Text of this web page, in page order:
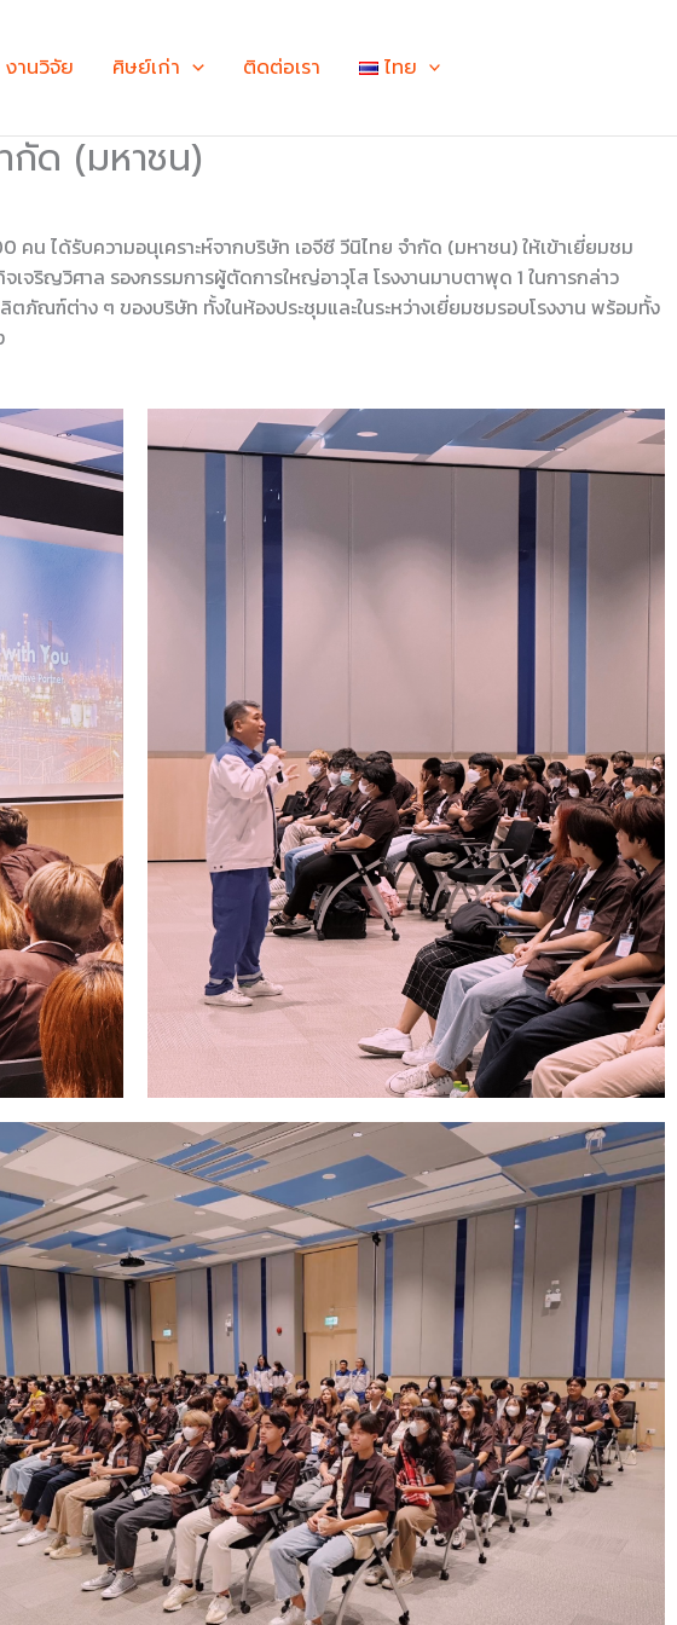
งานวิจัย ศิษย์เก่า ติดต่อเรา ไทย
กัด (มหาชน)
ได้รับความอนุเคราะห์จากบริษัท เอจีซี วีนิไทย จำกัด (มหาชน) ให้เข้าเยี่ยมชม
ริญวิศาล รองกรรมการผู้ตัดการใหญ่อาวุโส โรงงานมาบตาพุด 1 ในการกล่าว
ณฑ์ต่าง ๆ ของบริษัท ทั้งในห้องประชุมและในระหว่างเยี่ยมชมรอบโรงงาน พร้อมทั้ง